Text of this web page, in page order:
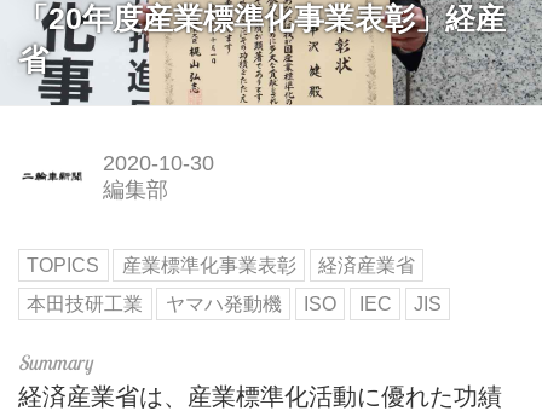
「20年度産業標準化事業表彰」経産
省
2020-10-30
編集部
TOPICS 産業標準化事業表彰
経済産業省
本田技研工業
ヤマハ発動機 ISO IEC JIS
経済産業省は、産業標準化活動に優れた功績